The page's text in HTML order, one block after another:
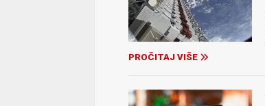
PROČITAJ VIŠE